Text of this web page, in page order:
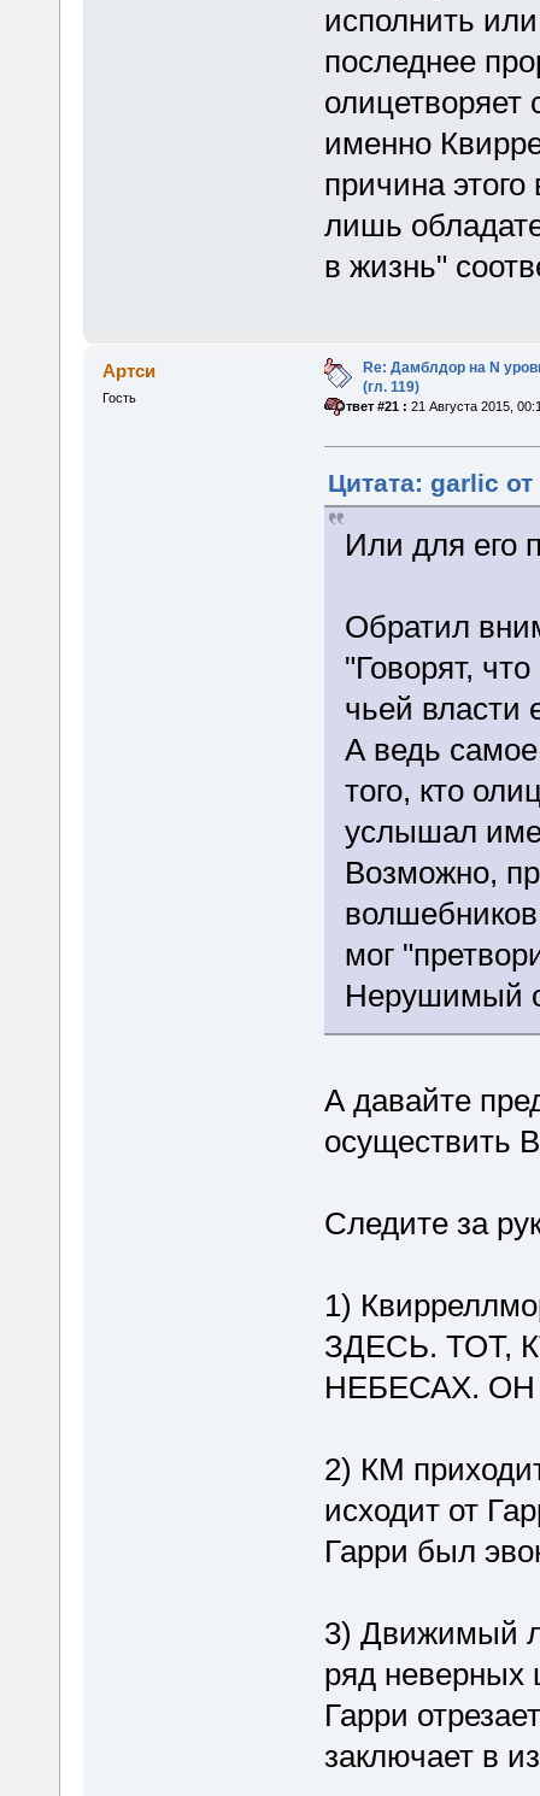
исполнить
последнее
именно
причина
лишь
в жизнь"
Артси
Гость
Re: Дамблдор на N
(гл. 119)
«Ответ #21 : 21 Августа 2015,
Цитата: garlic от
Или для его
Обратил
"Говорят,
чьей власти
А ведь
того, кто
услышал
Возможно,
мог
Нерушимый
А давайте
осуществить
Следите за
1)
ЗДЕСЬ. ТОТ,
НЕБЕСАХ.
2) КМ
исходит от
Гарри был
3) Движимый
ряд неверных
Гарри
заключает в